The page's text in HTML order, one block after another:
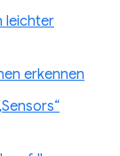
leichter
erkennen